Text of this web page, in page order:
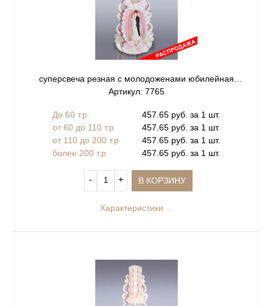
суперсвеча резная с молодоженами юбилейная
розовая 25
Артикул: 7765
До 60 т.р.
457.65 руб. за 1 шт.
от 60 до 110 т.р.
457.65 руб. за 1 шт.
от 110 до 200 т.р
457.65 руб. за 1 шт.
более 200 т.р.
457.65 руб. за 1 шт.
‐ + В КОРЗИНУ
Характеристики ...